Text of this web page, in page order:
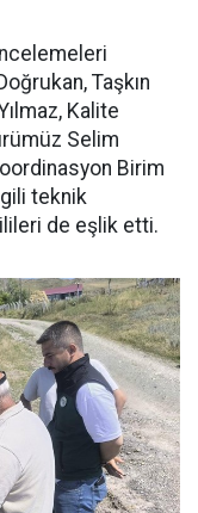
Taşkın
Kalite
Selim
Birim
teknik
de eşlik etti.